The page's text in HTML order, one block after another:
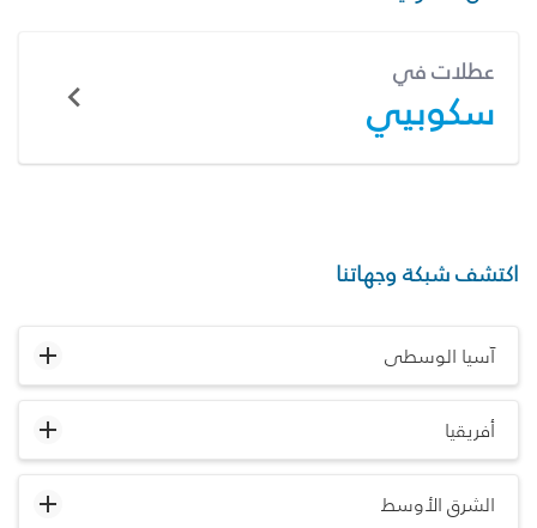
عطلات في
سكوبيي
اكتشف شبكة وجهاتنا
آسيا الوسطى
أفريقيا
الشرق الأوسط